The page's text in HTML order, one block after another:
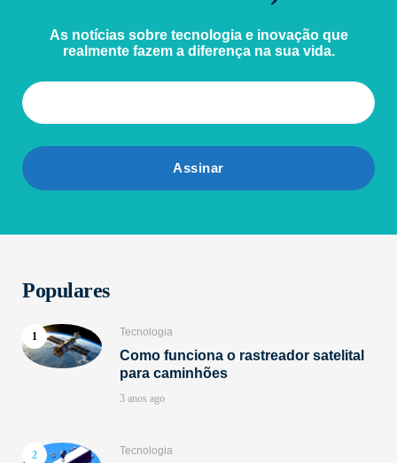
As notícias sobre tecnologia e inovação que
realmente fazem a diferença na sua vida.
Populares
Tecnologia
Como funciona o rastreador satelital
para caminhões
3 anos ago
Tecnologia